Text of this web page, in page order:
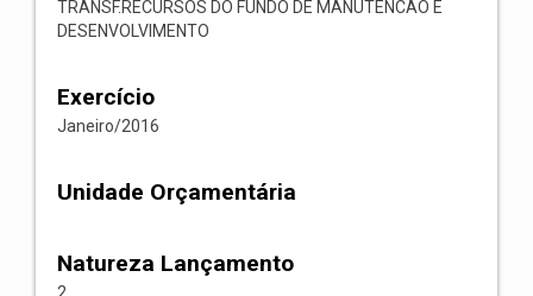
TRANSF.RECURSOS DO FUNDO DE MANUTENCAO E
DESENVOLVIMENTO
Exercício
Janeiro/2016
Unidade Orçamentária
Natureza Lançamento